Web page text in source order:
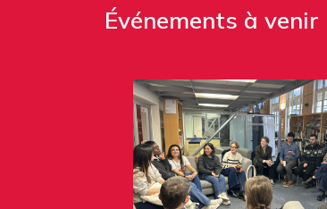
Événements à venir